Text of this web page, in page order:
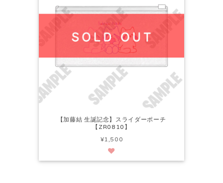
【加藤結 生誕記念】スライダーポーチ
【ZR0810】
¥1,500